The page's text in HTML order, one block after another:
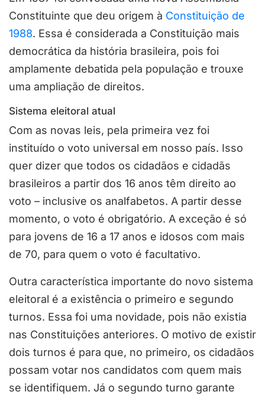
Constituinte que deu origem à Constituição de
1988. Essa é considerada a Constituição mais
democrática da história brasileira, pois foi
amplamente debatida pela população e trouxe
uma ampliação de direitos.
Sistema eleitoral atual
Com as novas leis, pela primeira vez foi
instituído o voto universal em nosso país. Isso
quer dizer que todos os cidadãos e cidadãs
brasileiros a partir dos 16 anos têm direito ao
voto – inclusive os analfabetos. A partir desse
momento, o voto é obrigatório. A exceção é só
para jovens de 16 a 17 anos e idosos com mais
de 70, para quem o voto é facultativo.
Outra característica importante do novo sistema
eleitoral é a existência o primeiro e segundo
turnos. Essa foi uma novidade, pois não existia
nas Constituições anteriores. O motivo de existir
dois turnos é para que, no primeiro, os cidadãos
possam votar nos candidatos com quem mais
se identifiquem. Já o segundo turno garante